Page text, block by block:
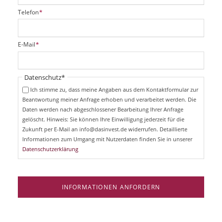
P
f
i
c
t
f
Telefon*
P
f
i
E-Mail*
Pflichtfeld
Datenschutz*
Ich stimme zu, dass meine Angaben aus dem Kontaktformular zur
Beantwortung meiner Anfrage erhoben und verarbeitet werden. Die
Daten werden nach abgeschlossener Bearbeitung Ihrer Anfrage
gelöscht. Hinweis: Sie können Ihre Einwilligung jederzeit für die
Zukunft per E-Mail an info@dasinvest.de widerrufen. Detaillierte
Informationen zum Umgang mit Nutzerdaten finden Sie in unserer
Datenschutzerklärung
INFORMATIONEN ANFORDERN